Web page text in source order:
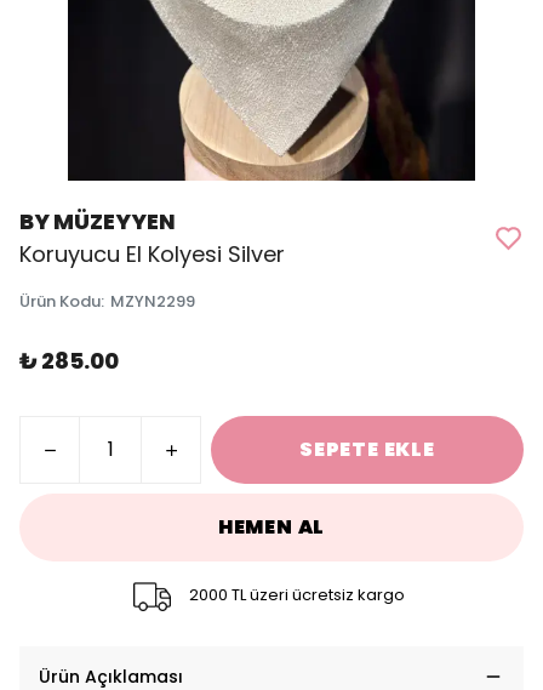
BY MÜZEYYEN
Koruyucu El Kolyesi Silver
Ürün Kodu: MZYN2299
₺ 285.00
SEPETE EKLE
HEMEN AL
2000 TL üzeri ücretsiz kargo
Ürün Açıklaması